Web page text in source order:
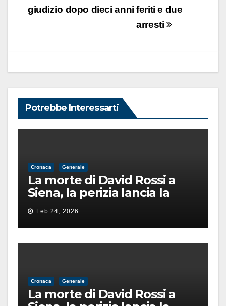
feriti e due
arresti
giudizio dopo dieci anni
Potrebbe Interessarti
Cronaca Generale
La morte di David Rossi a
Siena, la perizia lancia la
pista di un’intimidazione
finita male
Feb 24, 2026
Cronaca Generale
La morte di David Rossi a